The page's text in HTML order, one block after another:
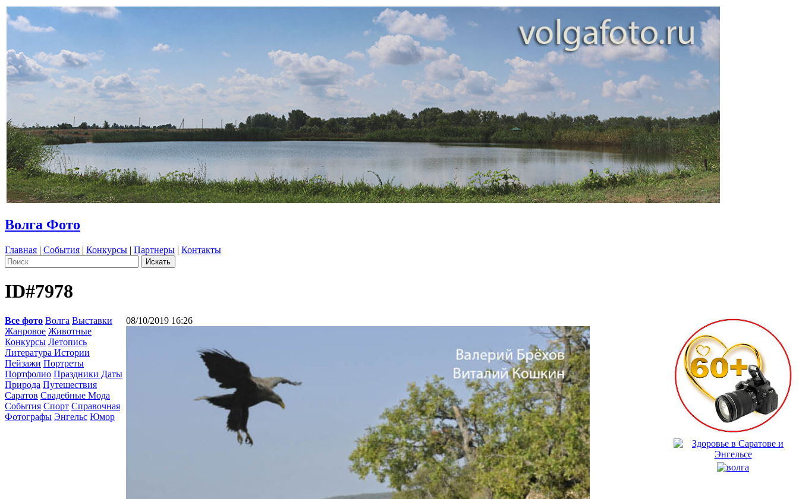
Волга Фото
Главная | События | Конкурсы | Партнеры | Контакты
ID#7978
Все фото Волга Выставки
Жанровое Животные
Конкурсы Летопись
Литература Истории
Пейзажи Портреты
Портфолио Праздники Даты
Природа Путешествия
Саратов Свадебные Мода
События Спорт Справочная
Фотографы Энгельс Юмор
08/10/2019 16:26